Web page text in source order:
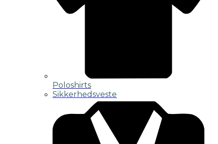
Poloshirts
Sikkerhedsveste